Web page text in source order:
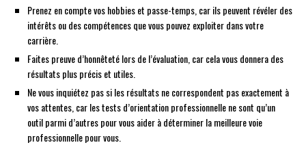
Prenez en compte vos hobbies et passe-temps, car ils peuvent révéler des
intérêts ou des compétences que vous pouvez exploiter dans votre
carrière.
Faites preuve d’honnêteté lors de l’évaluation, car cela vous donnera des
résultats plus précis et utiles.
Ne vous inquiétez pas si les résultats ne correspondent pas exactement à
vos attentes, car les tests d’orientation professionnelle ne sont qu’un
outil parmi d’autres pour vous aider à déterminer la meilleure voie
professionnelle pour vous.